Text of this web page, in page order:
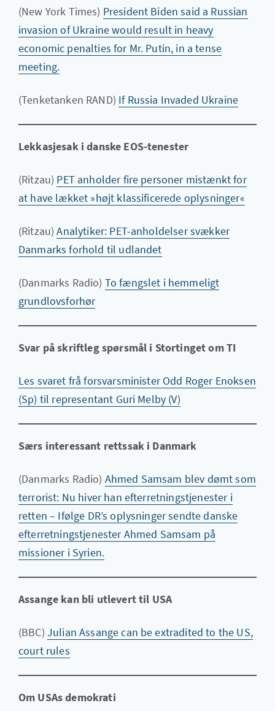
(New York Times) President Biden said a Russian
invasion of Ukraine would result in heavy
economic penalties for Mr. Putin, in a tense
meeting.
(Tenketanken RAND) If Russia Invaded Ukraine
Lekkasjesak i danske EOS-tenester
(Ritzau) PET anholder fire personer mistænkt for
at have lækket »højt klassificerede oplysninger«
(Ritzau)Analytiker: PET-anholdelser svækker
Danmarks forhold til udlandet
(Danmarks Radio) To fængslet i hemmeligt
grundlovsforhør
Svar på skriftleg spørsmål i Stortinget om TI
Les svaret frå forsvarsminister Odd Roger Enoksen
(Sp) til representant Guri Melby (V)
Særs interessant rettssak i Danmark
(Danmarks Radio) Ahmed Samsam blev dømt som
terrorist: Nu hiver han efterretningstjenester i
retten – Ifølge DR’s oplysninger sendte danske
efterretningstjenester Ahmed Samsam på
missioner i Syrien.
Assange kan bli utlevert til USA
(BBC) Julian Assange can be extradited to the US,
court rules
Om USAs demokrati